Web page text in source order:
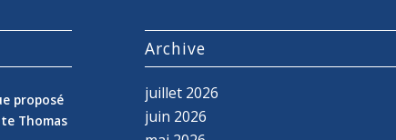
proposé
Thomas
Archive
juillet 2026
juin 2026